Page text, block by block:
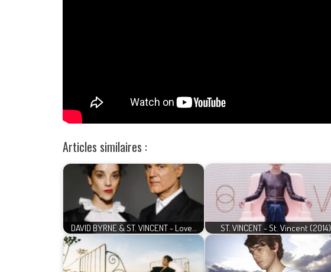
Articles similaires :
DAVID BYRNE & ST. VINCENT - Love… ST. VINCENT - St. Vincent (2014)